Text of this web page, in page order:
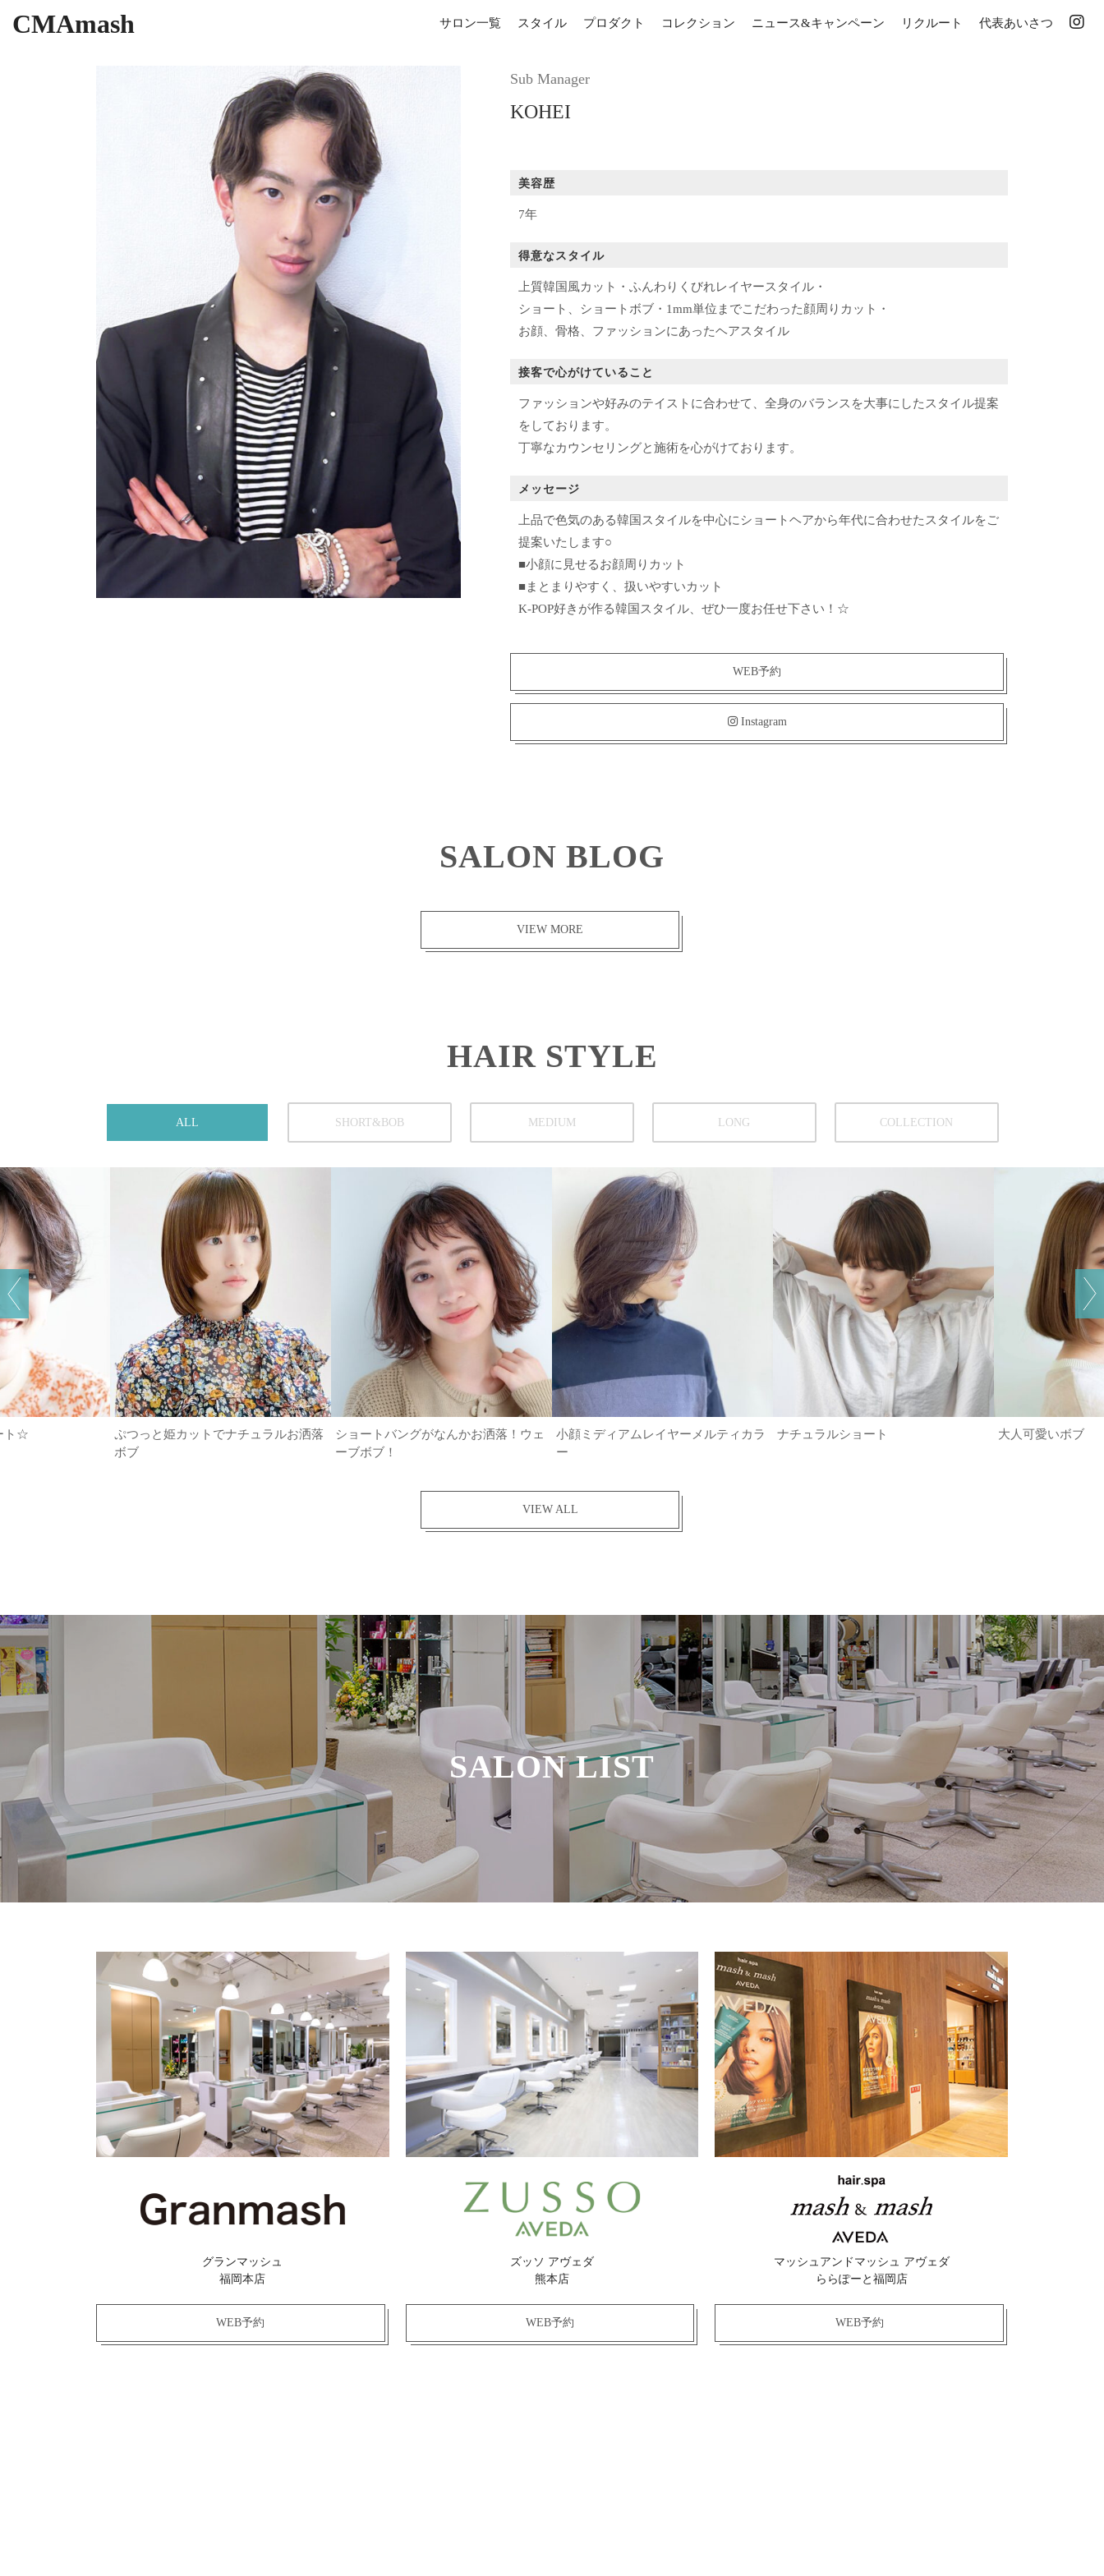
CMAmash サロン一覧 スタイル プロダクト コレクション ニュース&キャンペーン リクルート 代表あいさつ
Sub Manager
KOHEI
美容歴
7年
得意なスタイル
上質韓国風カット・ふんわりくびれレイヤースタイル・
ショート、ショートボブ・1mm単位までこだわった顔周りカット・
お顔、骨格、ファッションにあったヘアスタイル
接客で心がけていること
ファッションや好みのテイストに合わせて、全身のバランスを大事にしたスタイル提案
をしております。
丁寧なカウンセリングと施術を心がけております。
メッセージ
上品で色気のある韓国スタイルを中心にショートヘアから年代に合わせたスタイルをご
提案いたします○
■小顔に見せるお顔周りカット
■まとまりやすく、扱いやすいカット
K-POP好きが作る韓国スタイル、ぜひ一度お任せ下さい！☆
WEB予約
Instagram
SALON BLOG
VIEW MORE
HAIR STYLE
ALL SHORT&BOB MEDIUM LONG COLLECTION
ト☆
ぷつっと姫カットでナチュラルお洒落
ボブ
ショートバングがなんかお洒落！ウェ
ーブボブ！
小顔ミディアムレイヤーメルティカラ
ー
ナチュラルショート 大人可愛いボブ
VIEW ALL
SALON LIST
グランマッシュ
福岡本店
WEB予約
ズッソ アヴェダ
熊本店
WEB予約
マッシュアンドマッシュ アヴェダ
ららぽーと福岡店
WEB予約